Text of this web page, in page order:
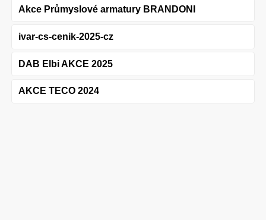
Akce Průmyslové armatury BRANDONI
ivar-cs-cenik-2025-cz
DAB Elbi AKCE 2025
AKCE TECO 2024